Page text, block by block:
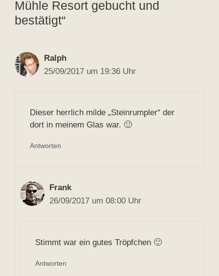
Mühle Resort gebucht und
bestätigt“
Ralph
25/09/2017 um 19:36 Uhr
Dieser herrlich milde „Steinrumpler“ der
dort in meinem Glas war. 🙂
Antworten
Frank
26/09/2017 um 08:00 Uhr
Stimmt war ein gutes Tröpfchen 🙂
Antworten